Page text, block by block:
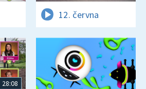
12. června
28:08